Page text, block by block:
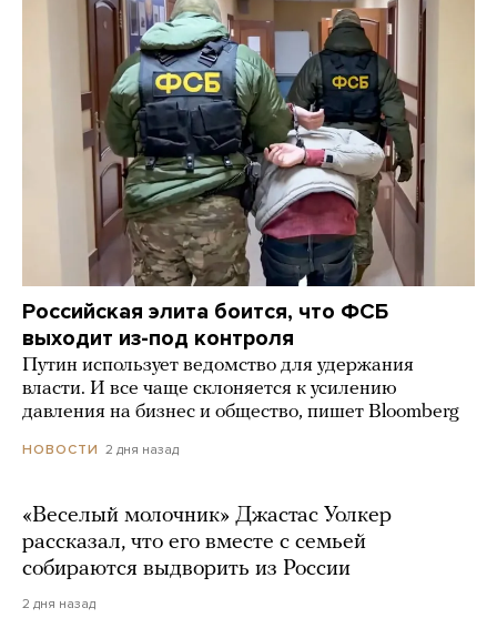
Российская элита боится, что ФСБ
выходит из-под контроля
Путин использует ведомство для удержания
власти. И все чаще склоняется к усилению
давления на бизнес и общество, пишет Bloomberg
НОВОСТИ 2 дня назад
«Веселый молочник» Джастас Уолкер
рассказал, что его вместе с семьей
собираются выдворить из России
2 дня назад